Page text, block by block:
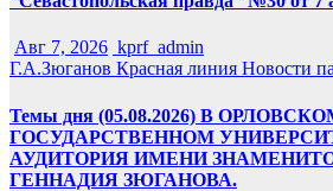
Авг 7, 2026 kprf_admin
Г.А.Зюганов Красная линия Новости
Темы дня (05.08.2026) В
ГОСУДАРСТВЕННОМ
АУДИТОРИЯ ИМЕНИ
ГЕННАДИЯ ЗЮГАНОВА.